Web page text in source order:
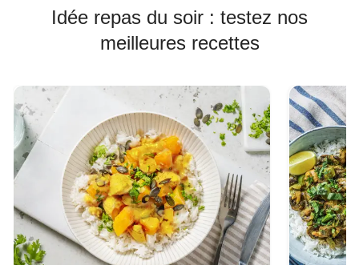
Idée repas du soir : testez nos
meilleures recettes